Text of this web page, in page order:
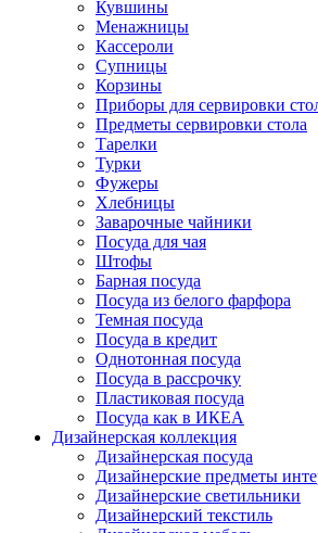
Кувшины
Менажницы
Кассероли
Супницы
Корзины
Приборы для сервировки
Предметы сервировки стола
Тарелки
Турки
Фужеры
Хлебницы
Заварочные чайники
Посуда для чая
Штофы
Барная посуда
Посуда из белого фарфора
Темная посуда
Посуда в кредит
Однотонная посуда
Посуда в рассрочку
Пластиковая посуда
Посуда как в ИКЕА
Дизайнерская коллекция
Дизайнерская посуда
Дизайнерские предметы
Дизайнерские светильники
Дизайнерский текстиль